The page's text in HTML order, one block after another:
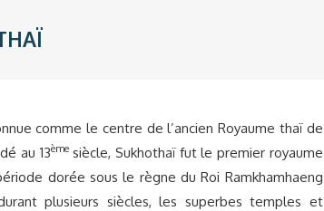
comme le centre de l’ancien Royaume thaï de
au 13èmesiècle, Sukhothaï fut le premier royaume
dorée sous le règne du Roi Ramkhamhaeng
plusieurs siècles, les superbes temples et